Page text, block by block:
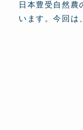
日本豊受自然
います。今回は